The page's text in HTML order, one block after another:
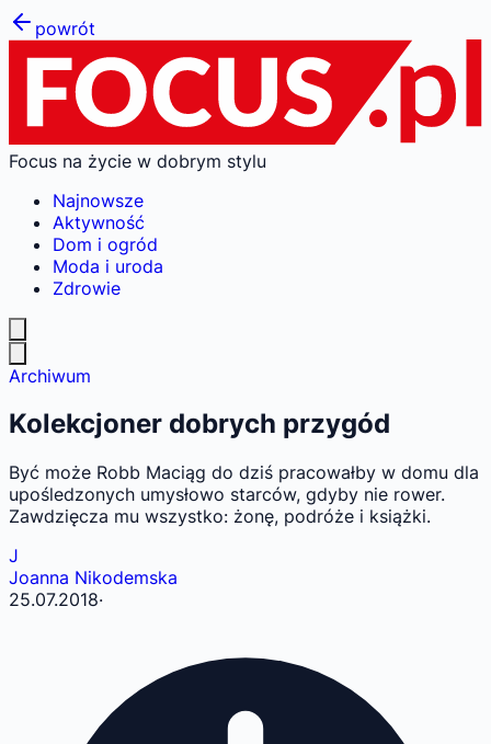
powrót
Focus na życie w dobrym stylu
Najnowsze
Aktywność
Dom i ogród
Moda i uroda
Zdrowie
Archiwum
Kolekcjoner dobrych przygód
Być może Robb Maciąg do dziś pracowałby w domu dla
upośledzonych umysłowo starców, gdyby nie rower.
Zawdzięcza mu wszystko: żonę, podróże i książki.
J
Joanna Nikodemska
25.07.2018·